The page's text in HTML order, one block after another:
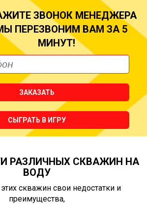
ЗВОНОК МЕНЕДЖЕРА
ПЕРЕЗВОНИМ ВАМ ЗА 5
МИНУТ!
ЗАКАЗАТЬ
СЫГРАТЬ В ИГРУ
РАЗЛИЧНЫХ СКВАЖИН НА
ВОДУ
скважин свои недостатки и
преимущества,